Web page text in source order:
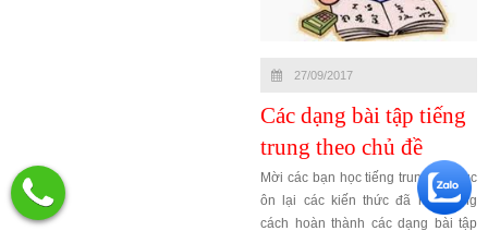
27/09/2017
Các dạng bài tập tiếng
trung theo chủ đề
Mời các bạn học tiếng trung tiếp tục
ôn lại các kiến thức đã học bằng
cách hoàn thành các dạng bài tập